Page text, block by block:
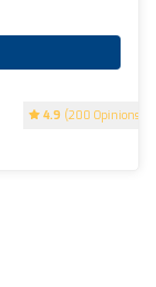
4.9 (200 Opinions)